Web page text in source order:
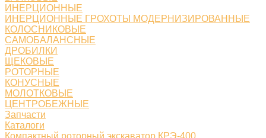
ИНЕРЦИОННЫЕ
ИНЕРЦИОННЫЕ ГРОХОТЫ МОДЕРНИЗИРОВАННЫЕ
КОЛОСНИКОВЫЕ
САМОБАЛАНСНЫЕ
ДРОБИЛКИ
ЩЕКОВЫЕ
РОТОРНЫЕ
КОНУСНЫЕ
МОЛОТКОВЫЕ
ЦЕНТРОБЕЖНЫЕ
Запчасти
Каталоги
Компактный роторный экскаватор КРЭ-400